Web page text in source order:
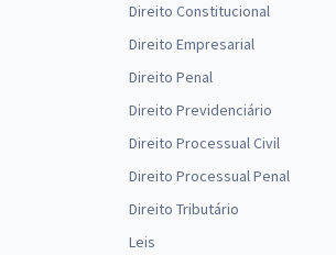
Direito Constitucional
Direito Empresarial
Direito Penal
Direito Previdenciário
Direito Processual Civil
Direito Processual Penal
Direito Tributário
Leis